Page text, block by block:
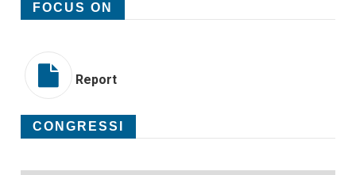
FOCUS ON
Report
CONGRESSI